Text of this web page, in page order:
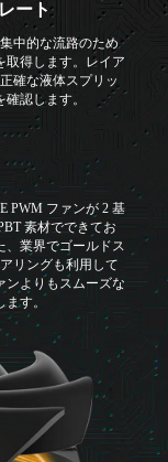
ート
中的な流路のため
取得します。レイア
確な液体スプリッ
認します。
PWM ファンが 2 基
素材でできてお
、業界でゴールドス
リングも利用して
ンよりもスムーズな
す。